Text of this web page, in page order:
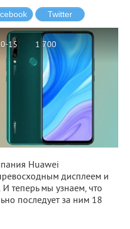
15 1 700
Huawei
дисплеем и
теперь мы узнаем, что
последует за ним 18